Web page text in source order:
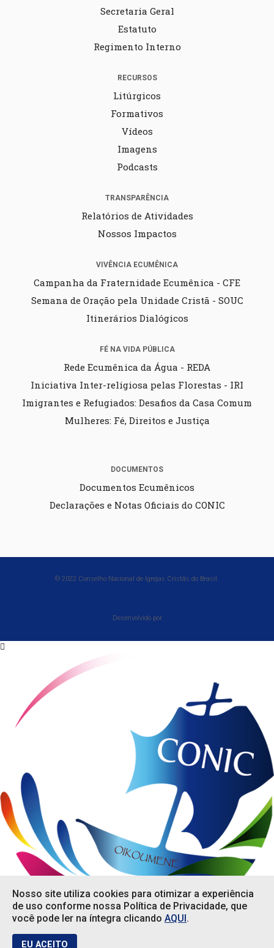
Secretaria Geral
Estatuto
Regimento Interno
RECURSOS
Litúrgicos
Formativos
Vídeos
Imagens
Podcasts
TRANSPARÊNCIA
Relatórios de Atividades
Nossos Impactos
VIVÊNCIA ECUMÊNICA
Campanha da Fraternidade Ecumênica - CFE
Semana de Oração pela Unidade Cristã - SOUC
Itinerários Dialógicos
FÉ NA VIDA PÚBLICA
Rede Ecumênica da Água - REDA
Iniciativa Inter-religiosa pelas Florestas - IRI
Imigrantes e Refugiados: Desafios da Casa Comum
Mulheres: Fé, Direitos e Justiça
DOCUMENTOS
Documentos Ecumênicos
Declarações e Notas Oficiais do CONIC
© 2022 Conselho Nacional de Igrejas Cristãs do Brasil.
Desenvolvido por
Nosso site utiliza cookies para otimizar a experiência
de uso conforme nossa Política de Privacidade, que
você pode ler na íntegra clicando AQUI.
EU ACEITO